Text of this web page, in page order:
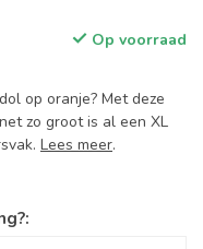
Op voorraad
op oranje? Met deze
zo groot is al een XL
Lees meer.